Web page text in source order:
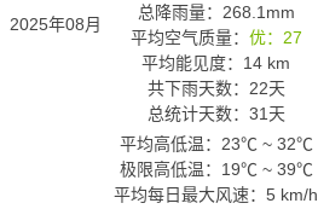
2025年08月
总降雨量：268.1mm
平均空气质量： 优：27
平均能见度：14 km
共下雨天数：22天
总统计天数：31天
平均高低温： 23℃ ~ 32℃
极限高低温： 19℃ ~ 39℃
平均每日最大风速：5 km/h